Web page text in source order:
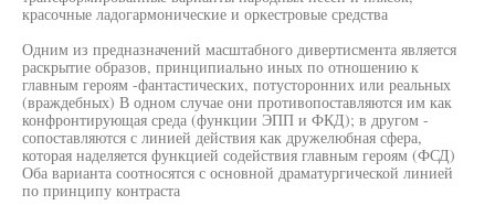
красочные ладогармонические и оркестровые средства
Одним из предназначений масштабного дивертисмента является
раскрытие образов, принципиально иных по отношению к
главным героям -фантастических, потусторонних или реальных
(враждебных) В одном случае они противопоставляются им как
конфронтирующая среда (функции ЭПП и ФКД); в другом -
сопоставляются с линией действия как дружелюбная сфера,
которая наделяется функцией содействия главным героям (ФСД)
Оба варианта соотносятся с основной драматургической линией
по принципу контраста